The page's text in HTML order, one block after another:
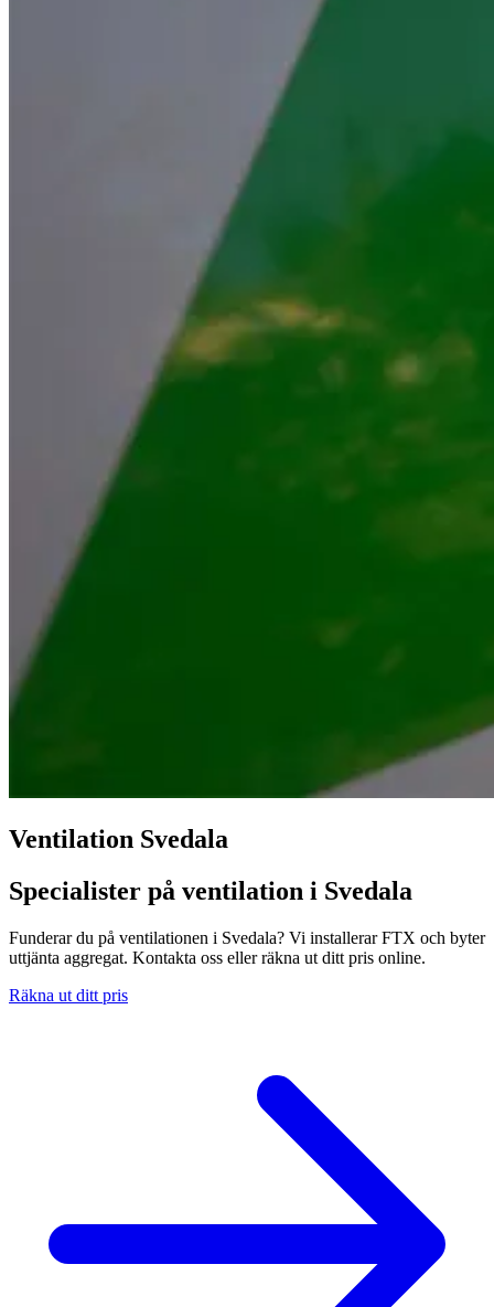
Ventilation Svedala
Specialister på ventilation i Svedala
Funderar du på ventilationen i Svedala? Vi installerar FTX och byter
uttjänta aggregat. Kontakta oss eller räkna ut ditt pris online.
Räkna ut ditt pris